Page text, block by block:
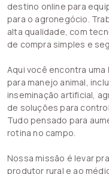
destino online para
para o agronegócio.
alta qualidade, com
de compra simples e
Aqui você encontra
para manejo animal,
inseminação artificial,
de soluções para
Tudo pensado para
rotina no campo.
Nossa missão é levar
produtor rural e ao